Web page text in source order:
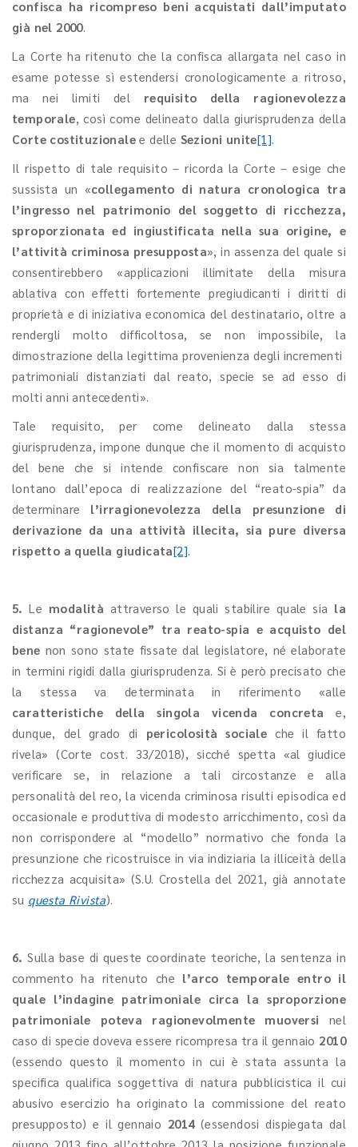
confisca ha ricompreso beni acquistati dall’imputato
già nel 2000.
La Corte ha ritenuto che la confisca allargata nel caso in
esame potesse sì estendersi cronologicamente a ritroso,
ma nei limiti del requisito della ragionevolezza
temporale, così come delineato dalla giurisprudenza della
Corte costituzionale e delle Sezioni unite[1].
Il rispetto di tale requisito – ricorda la Corte – esige che
sussista un «collegamento di natura cronologica tra
l’ingresso nel patrimonio del soggetto di ricchezza,
sproporzionata ed ingiustificata nella sua origine, e
l’attività criminosa presupposta», in assenza del quale si
consentirebbero «applicazioni illimitate della misura
ablativa con effetti fortemente pregiudicanti i diritti di
proprietà e di iniziativa economica del destinatario, oltre a
rendergli molto difficoltosa, se non impossibile, la
dimostrazione della legittima provenienza degli incrementi
patrimoniali distanziati dal reato, specie se ad esso di
molti anni antecedenti».
Tale requisito, per come delineato dalla stessa
giurisprudenza, impone dunque che il momento di acquisto
del bene che si intende confiscare non sia talmente
lontano dall’epoca di realizzazione del “reato-spia” da
determinare l’irragionevolezza della presunzione di
derivazione da una attività illecita, sia pure diversa
rispetto a quella giudicata[2].
5.Le modalità attraverso le quali stabilire quale sia la
distanza “ragionevole” tra reato-spia e acquisto del
bene non sono state fissate dal legislatore, né elaborate
in termini rigidi dalla giurisprudenza. Si è però precisato che
la stessa va determinata in riferimento «alle
caratteristiche della singola vicenda concreta e,
dunque, del grado di pericolosità sociale che il fatto
rivela» (Corte cost. 33/2018), sicché spetta «al giudice
verificare se, in relazione a tali circostanze e alla
personalità del reo, la vicenda criminosa risulti episodica ed
occasionale e produttiva di modesto arricchimento, così da
non corrispondere al “modello” normativo che fonda la
presunzione che ricostruisce in via indiziaria la illiceità della
ricchezza acquisita» (S.U. Crostella del 2021, già annotate
su questa Rivista).
6.Sulla base di queste coordinate teoriche, la sentenza in
commento ha ritenuto che l’arco temporale entro il
quale l’indagine patrimoniale circa la sproporzione
patrimoniale poteva ragionevolmente muoversi nel
caso di specie doveva essere ricompresa tra il gennaio 2010
(essendo questo il momento in cui è stata assunta la
specifica qualifica soggettiva di natura pubblicistica il cui
abusivo esercizio ha originato la commissione del reato
presupposto) e il gennaio 2014(essendosi dispiegata dal